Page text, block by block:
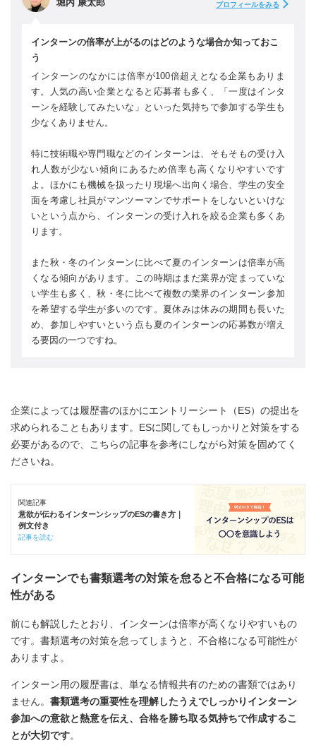
堀内 康太郎 プロフィールをみる
インターンの倍率が上がるのはどのような場合か知っておこ
う
インターンのなかには倍率が100倍超えとなる企業もありま
す。人気の高い企業となると応募者も多く、「一度はインタ
ーンを経験してみたいな」といった気持ちで参加する学生も
少なくありません。
特に技術職や専門職などのインターンは、そもそもの受け入
れ人数が少ない傾向にあるため倍率も高くなりやすいです
よ。ほかにも機械を扱ったり現場へ出向く場合、学生の安全
面を考慮し社員がマンツーマンでサポートをしないといけな
いという点から、インターンの受け入れを絞る企業も多くあ
ります。
また秋・冬のインターンに比べて夏のインターンは倍率が高
くなる傾向があります。この時期はまだ業界が定まっていな
い学生も多く、秋・冬に比べて複数の業界のインターン参加
を希望する学生が多いのです。夏休みは休みの期間も長いた
め、参加しやすいという点も夏のインターンの応募数が増え
る要因の一つですね。
企業によっては履歴書のほかにエントリーシート（ES）の提出を
求められることもあります。ESに関してもしっかりと対策をする
必要があるので、こちらの記事を参考にしながら対策を固めてく
ださいね。
関連記事
意欲が伝わるインターンシップのESの書き方｜
例文付き
記事を読む
インターンでも書類選考の対策を怠ると不合格になる可能
性がある
前にも解説したとおり、インターンは倍率が高くなりやすいもの
です。書類選考の対策を怠ってしまうと、不合格になる可能性が
ありますよ。
インターン用の履歴書は、単なる情報共有のための書類ではあり
ません。 書類選考の重要性を理解したうえでしっかりインターン
参加への意欲と熱意を伝え、合格を勝ち取る気持ちで作成するこ
とが大切です。